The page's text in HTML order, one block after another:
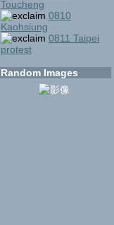
Toucheng
0810
Kaohsiung
0811 Taipei
protest
Random Images